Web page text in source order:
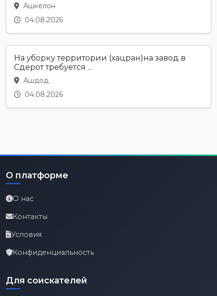
Ашкелон
04.08.2026
На уборку территории (хацран)на завод в
Сдерот требуется ...
Ашдод
04.08.2026
О платформе
О нас
Контакты
Условия
Конфиденциальность
Для соискателей